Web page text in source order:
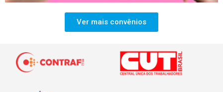
Ver mais convênios